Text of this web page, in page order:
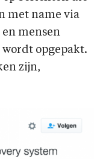
met name via
mensen
opgepakt.
zijn,